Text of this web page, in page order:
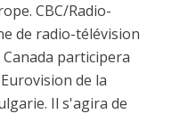
CBC/Radio-
de radio-télévision
participera
de la
Il s'agira de